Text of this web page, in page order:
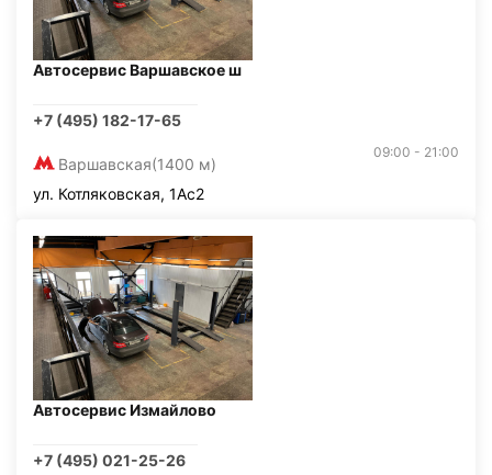
Автосервис Варшавское ш
+7 (495) 182-17-65
Варшавская(1400 м)
09:00 - 21:00
ул. Котляковская, 1Ас2
Автосервис Измайлово
+7 (495) 021-25-26